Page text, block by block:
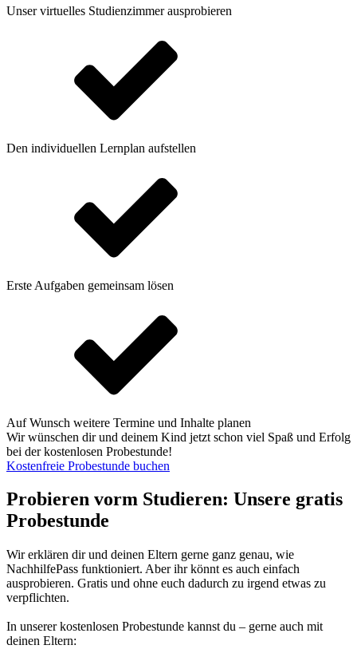
Unser virtuelles Studienzimmer ausprobieren
Den individuellen Lernplan aufstellen
Erste Aufgaben gemeinsam lösen
Auf Wunsch weitere Termine und Inhalte planen
Wir wünschen dir und deinem Kind jetzt schon viel Spaß und Erfolg
bei der kostenlosen Probestunde!
Kostenfreie Probestunde buchen
Probieren vorm Studieren: Unsere gratis
Probestunde
Wir erklären dir und deinen Eltern gerne ganz genau, wie
NachhilfePass funktioniert. Aber ihr könnt es auch einfach
ausprobieren. Gratis und ohne euch dadurch zu irgend etwas zu
verpflichten.
In unserer kostenlosen Probestunde kannst du – gerne auch mit
deinen Eltern: